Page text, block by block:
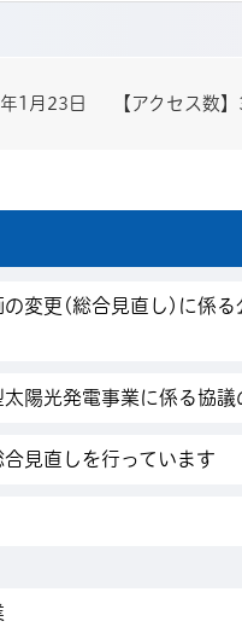
1月23日 【アクセス数】
変更(総合見直し)に係る
陽光発電事業に係る協議
見直しを行っています